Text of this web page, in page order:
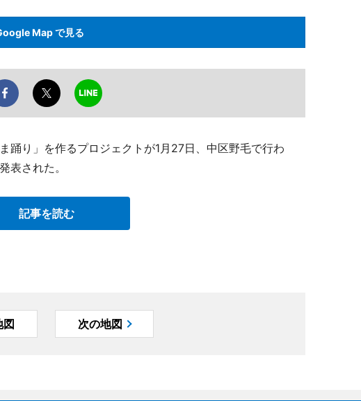
Map で見る
踊り」を作るプロジェクトが1月27日、中区野毛で行わ
表された。
記事を読む
図 次の地図